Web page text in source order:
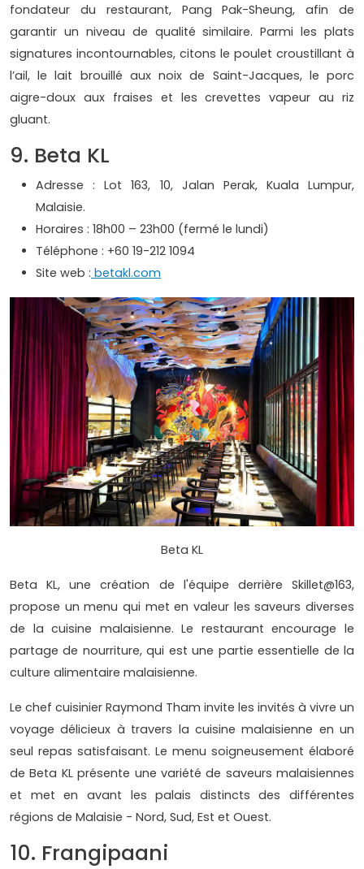
fondateur du restaurant, Pang Pak-Sheung, afin de
garantir un niveau de qualité similaire. Parmi les plats
signatures incontournables, citons le poulet croustillant à
l’ail, le lait brouillé aux noix de Saint-Jacques, le porc
aigre-doux aux fraises et les crevettes vapeur au riz
gluant.
9. Beta KL
Adresse : Lot 163, 10, Jalan Perak, Kuala Lumpur,
Malaisie.
Horaires : 18h00 – 23h00 (fermé le lundi)
Téléphone : +60 19-212 1094
Site web : betakl.com
Beta KL
Beta KL, une création de l'équipe derrière Skillet@163,
propose un menu qui met en valeur les saveurs diverses
de la cuisine malaisienne. Le restaurant encourage le
partage de nourriture, qui est une partie essentielle de la
culture alimentaire malaisienne.
Le chef cuisinier Raymond Tham invite les invités à vivre un
voyage délicieux à travers la cuisine malaisienne en un
seul repas satisfaisant. Le menu soigneusement élaboré
de Beta KL présente une variété de saveurs malaisiennes
et met en avant les palais distincts des différentes
régions de Malaisie - Nord, Sud, Est et Ouest.
10. Frangipaani